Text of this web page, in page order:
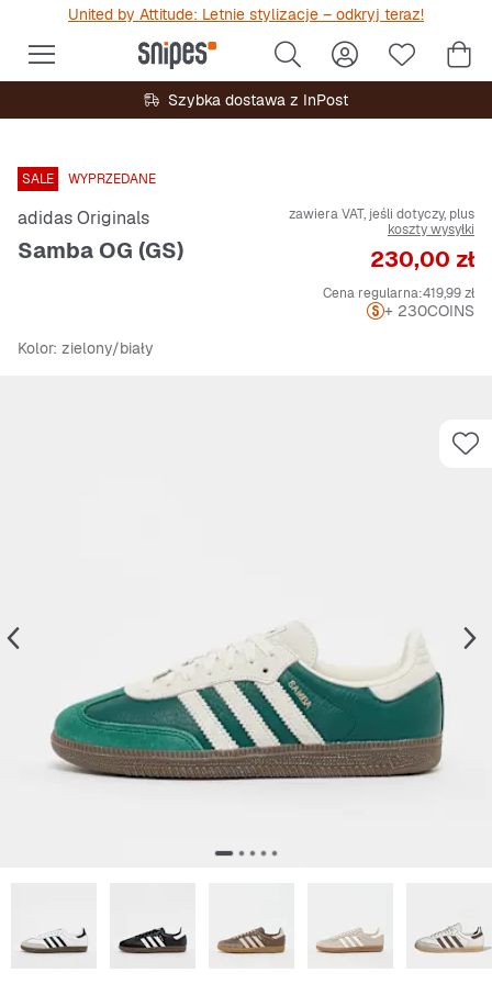
United by Attitude: Letnie stylizacje – odkryj teraz!
Szybka dostawa z InPost
SALE WYPRZEDANE
adidas Originals
Samba OG (GS)
zawiera VAT, jeśli dotyczy, plus
koszty wysyłki
Cena
230,00 zł
Cena regularna:419,99 zł
+ 230COINS
Kolor: zielony/biały